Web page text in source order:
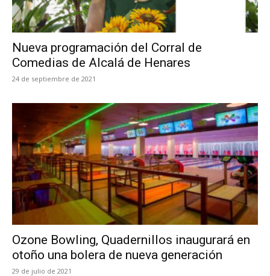
Nueva programación del Corral de
Comedias de Alcalá de Henares
24 de septiembre de 2021
Ozone Bowling, Quadernillos inaugurará en
otoño una bolera de nueva generación
29 de julio de 2021